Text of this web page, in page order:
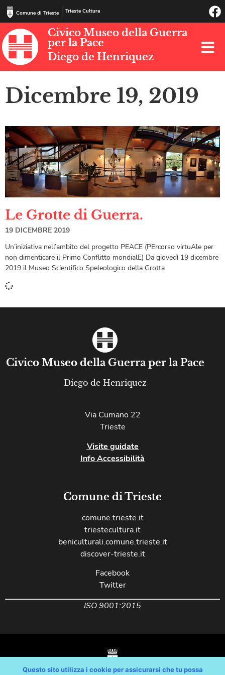
Comune di Trieste Trieste Cultura
Civico Museo della Guerra
per la Pace
Diego de Henriquez
Dicembre 19, 2019
Le Grotte di Guerra.
19 DICEMBRE 2019
Un’iniziativa nell’ambito del progetto PEACE (PErcorso virtuAle per
non dimenticare il Primo Conflitto mondialE) Da giovedì 19 dicembre
2019 il Museo Scientifico Speleologico della Grotta
Civico Museo della Guerra per la Pace
Diego de Henriquez
Via Cumano 22
Trieste
Visite guidate
Info Accessibilità
Comune di Trieste
comune.trieste.it
triestecultura.it
beniculturali.comune.trieste.it
discover-trieste.it
Facebook
Twitter
ISO 9001:2015
Questo sito utilizza i cookie per assicurarsi che tu possa